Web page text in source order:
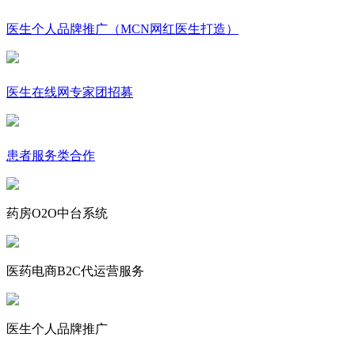
医生个人品牌推广（MCN网红医生打造）
医生在线网专家团招募
患者服务类合作
药房O2O中台系统
医药电商B2C代运营服务
医生个人品牌推广